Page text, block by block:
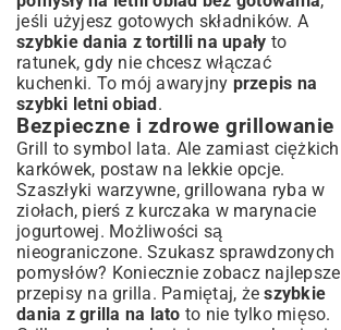
jeśli użyjesz gotowych składników. A
szybkie dania z tortilli na upały to
ratunek, gdy nie chcesz włączać
kuchenki. To mój awaryjny przepis na
szybki letni obiad.
Bezpieczne i zdrowe grillowanie
Grill to symbol lata. Ale zamiast ciężkich
karkówek, postaw na lekkie opcje.
Szaszłyki warzywne, grillowana ryba w
ziołach, pierś z kurczaka w marynacie
jogurtowej. Możliwości są
nieograniczone. Szukasz sprawdzonych
pomysłów? Koniecznie zobacz najlepsze
przepisy na grilla. Pamiętaj, żeszybkie
dania z grilla na lato to nie tylko mięso.